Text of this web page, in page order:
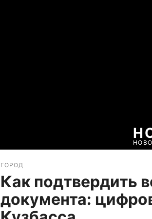
ГОРОД
Как подтвердить
документа: